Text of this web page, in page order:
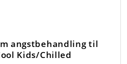
angstbehandling til
Kids/Chilled